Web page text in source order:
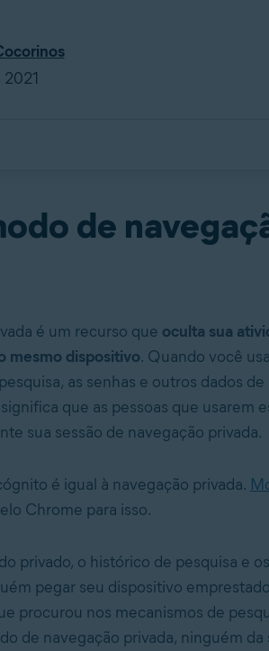
de
é um recurso que oculta sua
mesmo dispositivo. Quando você
as senhas e outros dados
que as pessoas que usarem
sua sessão de navegação privada.
é igual à navegação privada.
Chrome para isso.
privado, o histórico de pesquisa e
pegar seu dispositivo
procurou nos mecanismos de
de navegação privada, ninguém da